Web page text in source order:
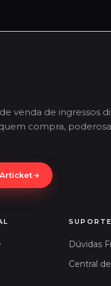
venda de ingressos
compra,
SUPORTE
Dúvidas
Central